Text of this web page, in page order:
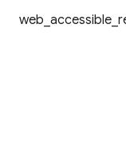
web accessible
Ver incidentes